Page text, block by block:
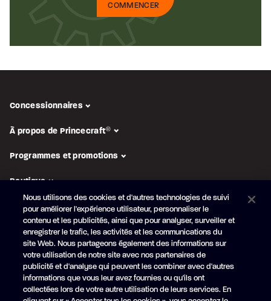
COMMENCER
Concessionnaires
À propos de Princecraft®
Programmes et promotions
Boutique
SUIVEZ-NOUS
Abonnez-vous à l'infolettre
Obtenez en primeur nosnouveautés et promotions
Votre
courriel
Nous utilisons des cookies et d'autres technologies de suivi
pour améliorer l'expérience utilisateur, personnaliser le
contenu et les publicités, ainsi que pour analyser, surveiller et
enregistrer le trafic, les activités et les communications du
site Web. Nous partageons également des informations sur
votre utilisation de notre site avec nos partenaires de
publicité et d'analyse qui peuvent les combiner avec d'autres
informations que vous leur avez fournies ou qu'ils ont
collectées lors de votre autre utilisation de leurs services. En